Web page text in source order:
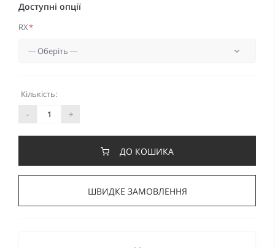
Доступні опції
RX*
Кількість:
-
+
ДО КОШИКА
ШВИДКЕ ЗАМОВЛЕННЯ